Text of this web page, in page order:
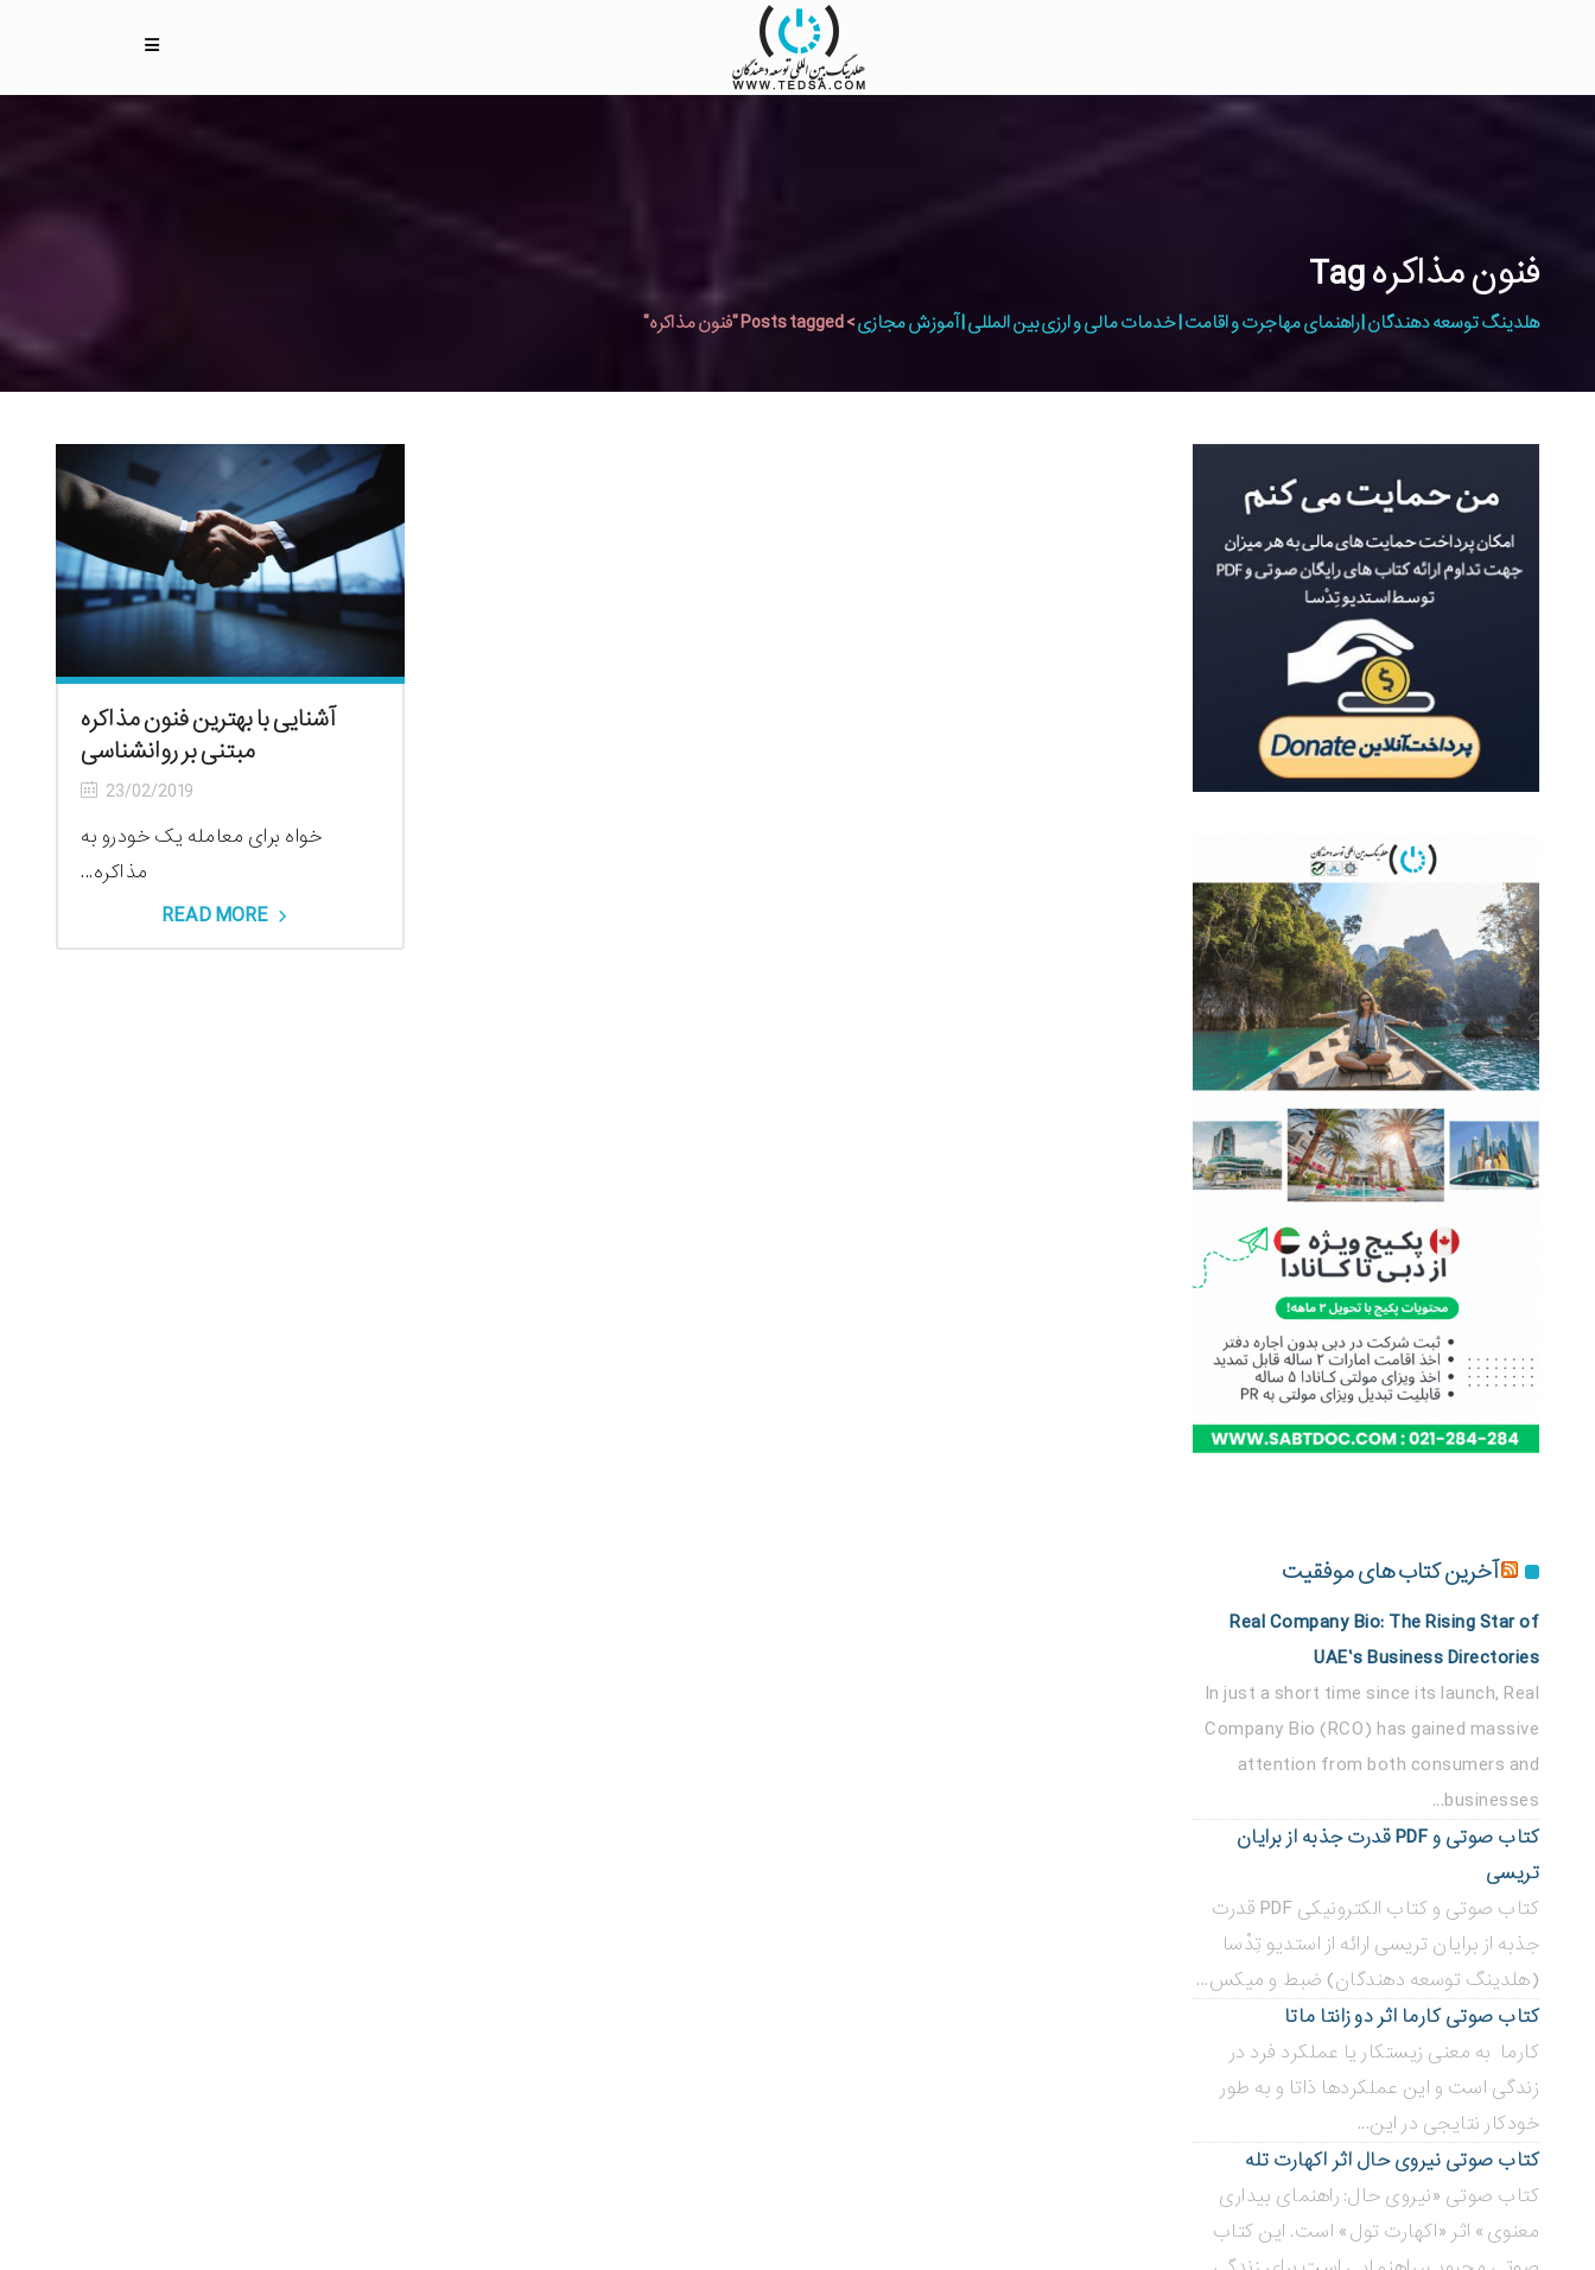
فنون مذاکره Tag
هلدینگ توسعه دهندگان | راهنمای مهاجرت و اقامت | خدمات مالی و ارزی بین المللی | آموزش مجازی>Posts tagged "فنون مذاکره"
آشنایی با بهترین فنون مذاکره
مبتنی بر روانشناسی
23/02/2019
خواه برای معامله یک خودرو به
مذاکره...
READ MORE
آخرین کتاب های موفقیت
Real Company Bio: The Rising Star of
UAE’s Business Directories
In just a short time since its launch, Real
Company Bio (RCO) has gained massive
attention from both consumers and
businesses...
کتاب صوتی و PDF قدرت جذبه از برایان
تریسی
کتاب صوتی و کتاب الکترونیکی PDF قدرت
جذبه از برایان تریسی ارائه از استدیو تِدْسا
(هلدینگ توسعه دهندگان) ضبط و میکس...
کتاب صوتی کارما اثر دو زانتا ماتا
کارما به معنی زیستکار یا عملکرد فرد در
زندگی است و این عملکردها ذاتا و به طور
خودکار نتایجی در این...
کتاب صوتی نیروی حال اثر اکهارت تله
کتاب صوتی «نیروی حال: راهنمای بیداری
معنوی» اثر «اکهارت تول» است. این کتاب